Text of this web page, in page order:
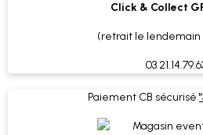
Click & Collect
(retrait le lendemain
Paiement CB sécurisé